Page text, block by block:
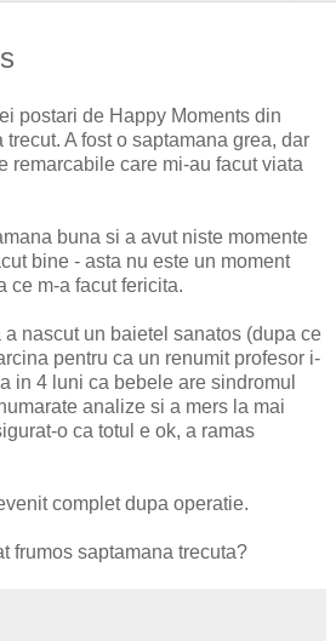
postari de Happy Moments din
A fost o saptamana grea, dar
remarcabile care mi-au facut viata
buna si a avut niste momente
bine - asta nu este un moment
ce m-a facut fericita.
a nascut un baietel sanatos (dupa ce
pentru ca un renumit profesor i-
in 4 luni ca bebele are sindromul
analize si a mers la mai
o ca totul e ok, a ramas
complet dupa operatie.
frumos saptamana trecuta?